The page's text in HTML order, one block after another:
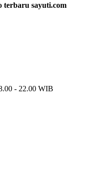
terbaru sayuti.com
- 22.00 WIB